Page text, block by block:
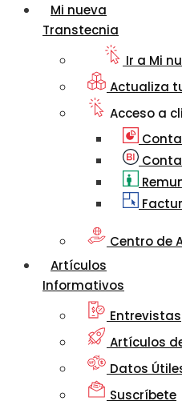
Mi nueva
Transtecnia
Ir a Mi
Actualiza
Acceso a
Centro de
Artículos
Informativos
Entrevistas
Artículos
Datos
Suscríbete